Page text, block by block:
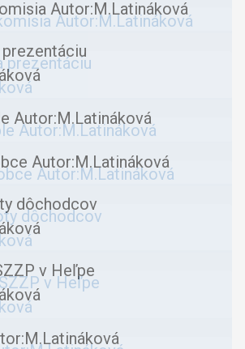
Autor:M.Latináková
Autor:M.Latináková
Autor:M.Latináková
dôchodcov
v Heľpe